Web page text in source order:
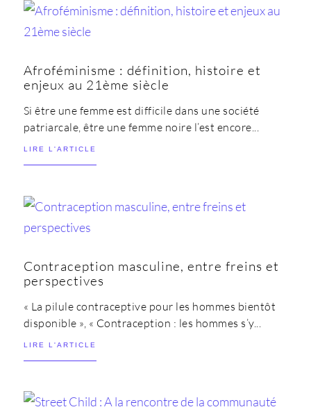
Afroféminisme : définition, histoire et
enjeux au 21ème siècle
Si être une femme est difficile dans une société
patriarcale, être une femme noire l’est encore...
LIRE L'ARTICLE
Contraception masculine, entre freins et
perspectives
« La pilule contraceptive pour les hommes bientôt
disponible », « Contraception : les hommes s’y...
LIRE L'ARTICLE